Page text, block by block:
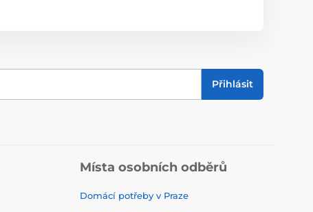
Přihlásit
Místa osobních odběrů
Domácí potřeby v Praze